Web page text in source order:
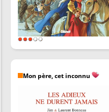
Mon père, cet inconnu